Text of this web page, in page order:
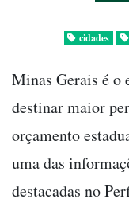
cidades
Minas Gerais é o
destinar maior
orçamento
uma das
destacadas no